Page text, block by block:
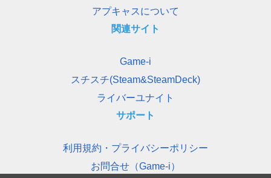
アプキャスについて
関連サイト
Game-i
スチスチ(Steam&SteamDeck)
ライバーユナイト
サポート
利用規約・プライバシーポリシー
お問合せ（Game-i）